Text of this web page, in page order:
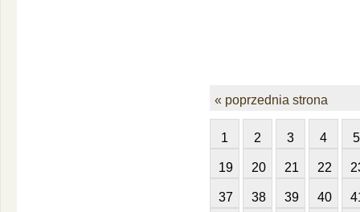
« poprzednia strona
1 2 3 4 5
19 20 21 22
37 38 39 40